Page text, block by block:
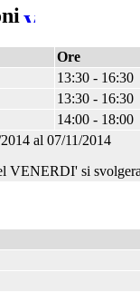
Ore
13:30 - 16:30
13:30 - 16:30
14:00 - 18:00
al 07/11/2014
VENERDI' si